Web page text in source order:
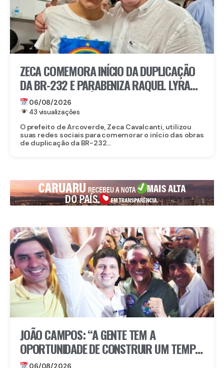
ZECA COMEMORA INÍCIO DA DUPLICAÇÃO
DA BR-232 E PARABENIZA RAQUEL LYRA
POR OBRA HISTÓRICA PARA O INTERIOR
06/08/2026
43 visualizações
O prefeito de Arcoverde, Zeca Cavalcanti, utilizou
suas redes sociais para comemorar o início das obras
de duplicação da BR-232...
JOÃO CAMPOS: “A GENTE TEM A
OPORTUNIDADE DE CONSTRUIR UM TEMPO
BOM PELA FRENTE”
06/08/2026